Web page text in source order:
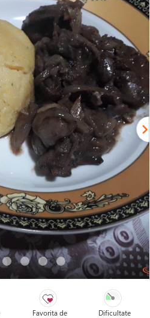
Favorita de
Dificultate